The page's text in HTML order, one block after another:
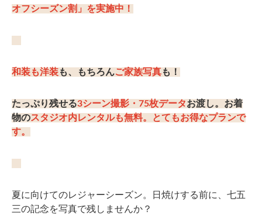
オフシーズン割」を実施中！
和装も洋装も、もちろんご家族写真も！
たっぷり残せる3シーン撮影・75枚データお渡し。お着
物のスタジオ内レンタルも無料。とてもお得なプランで
す。
夏に向けてのレジャーシーズン。日焼けする前に、七五
三の記念を写真で残しませんか？